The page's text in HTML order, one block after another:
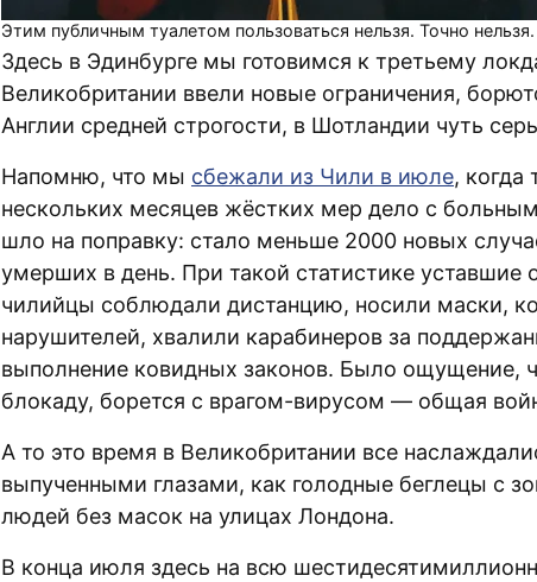
Этим публичным туалетом пользоваться нельзя. Точно
Здесь в Эдинбурге мы готовимся к третьему
Великобритании ввели новые ограничения,
Англии средней строгости, в Шотландии чуть
Напомню, что мы сбежали из Чили в июле, когда
нескольких месяцев жёстких мер дело с
шло на поправку: стало меньше 2000 новых
умерших в день. При такой статистике уставшие
чилийцы соблюдали дистанцию, носили маски,
нарушителей, хвалили карабинеров за
выполнение ковидных законов. Было ощущение,
блокаду, борется с врагом-вирусом — общая
А то это время в Великобритании все
выпученными глазами, как голодные беглецы с
людей без масок на улицах Лондона.
В конца июля здесь на всю